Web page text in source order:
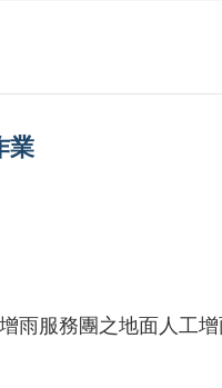
業
雨服務團之地面人工